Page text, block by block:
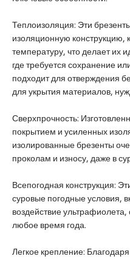
Теплоизоляция: Эти
изоляционную конструкцию,
температуру, что делает их
где требуется сохранение
подходит для отверждения
для укрытия материалов,
Сверхпрочность:
покрытием и усиленных
изолированные брезенты
проколам и износу, даже в
Всепогодная конструкция:
суровые погодные условия,
воздействие
любое время года.
Легкое крепление: